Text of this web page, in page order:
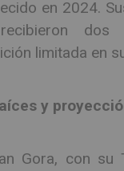
en 2024.
dos
limitada en
y
Gora, con su